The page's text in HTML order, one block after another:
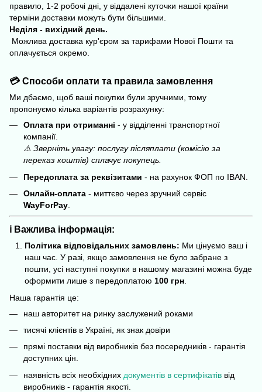
правило, 1-2 робочі дні, у віддалені куточки нашої країни
терміни доставки можуть бути більшими.
Неділя - вихідний день.
Можлива доставка кур'єром за тарифами Нової Пошти та
оплачується окремо.
💳 Способи оплати та правила замовлення
Ми дбаємо, щоб ваші покупки були зручними, тому
пропонуємо кілька варіантів розрахунку:
Оплата при отриманні - у відділенні транспортної
компанії.
⚠️ Зверніть увагу: послугу післяплати (комісію за
переказ коштів) сплачує покупець.
Передоплата за реквізитами - на рахунок ФОП по IBAN.
Онлайн-оплата - миттєво через зручний сервіс
WayForPay
ℹ️ Важлива інформація:
Політика відповідальних замовлень: Ми цінуємо ваш і
наш час. У разі, якщо замовлення не було забране з
пошти, усі наступні покупки в нашому магазині можна буде
оформити лише з передоплатою 100 грн
Наша гарантія це:
наш авторитет на ринку заслужений роками
тисячі клієнтів в Україні, як знак довіри
прямі поставки від виробників без посередників - гарантія
доступних цін.
наявність всіх необхідних документів в сертифікатів від
виробників - гарантія якості.